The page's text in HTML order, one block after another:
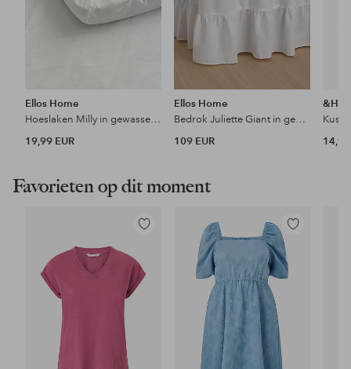
Ellos Home
Hoeslaken Milly in gewassen katoen
19,99 EUR
Ellos Home
Bedrok Juliette Giant in gewassen katoen 52 cm
109 EUR
14,99
Favorieten op dit moment
Toevoegen
favorieten
Toevoegen
aan
favorieten